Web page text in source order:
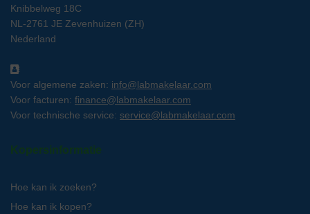
Knibbelweg 18C
NL-2761 JE Zevenhuizen (ZH)
Nederland
Voor algemene zaken: info@labmakelaar.com
Voor facturen: finance@labmakelaar.com
Voor technische service: service@labmakelaar.com
Kopersinformatie
Hoe kan ik zoeken?
Hoe kan ik kopen?